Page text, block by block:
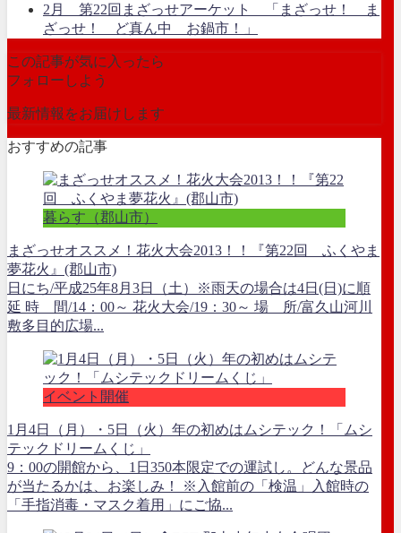
2月 第22回まざっせアーケット 「まざっせ！ ま
ざっせ！ ど真ん中 お鍋市！」
この記事が気に入ったら
フォローしよう
最新情報をお届けします
おすすめの記事
暮らす（郡山市）
まざっせオススメ！花火大会2013！！『第22回 ふくやま
夢花火』(郡山市)
日にち/平成25年8月3日（土）※雨天の場合は4日(日)に順
延 時 間/14：00～ 花火大会/19：30～ 場 所/富久山河川
敷多目的広場...
イベント開催
1月4日（月）・5日（火）年の初めはムシテック！「ムシ
テックドリームくじ」
9：00の開館から、1日350本限定での運試し。どんな景品
が当たるかは、お楽しみ！ ※入館前の「検温」入館時の
「手指消毒・マスク着用」にご協...